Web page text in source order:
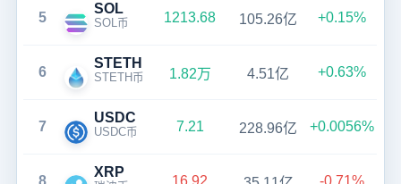
5
SOL
SOL币 1213.68 105.26亿 +0.15%
6
STETH
STETH币 1.82万 4.51亿 +0.63%
7
USDC
USDC币 7.21 228.96亿 +0.0056%
8
XRP
16.92 -0.71%